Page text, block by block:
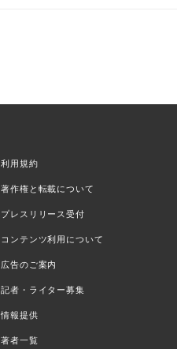
利用規約
著作権と転載について
プレスリリース受付
コンテンツ利用について
広告のご案内
記者・ライター募集
情報提供
著者一覧